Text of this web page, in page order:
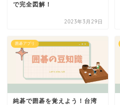
で完全図解！
2023年3月29日
囲碁アプリ
純碁で囲碁を覚えよう！台湾